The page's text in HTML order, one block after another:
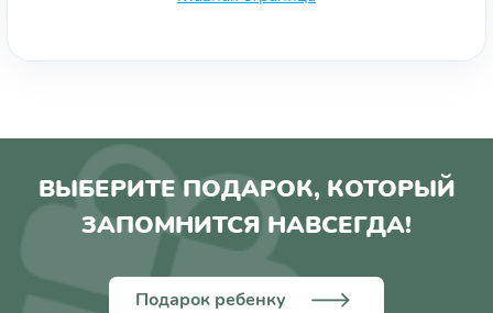
ВЫБЕРИТЕ ПОДАРОК, КОТОРЫЙ
ЗАПОМНИТСЯ НАВСЕГДА!
Подарок ребенку